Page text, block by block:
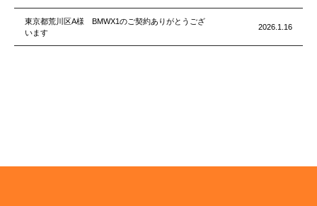
東京都荒川区A様 BMWX1のご契約ありがとうござ
います
2026.1.16